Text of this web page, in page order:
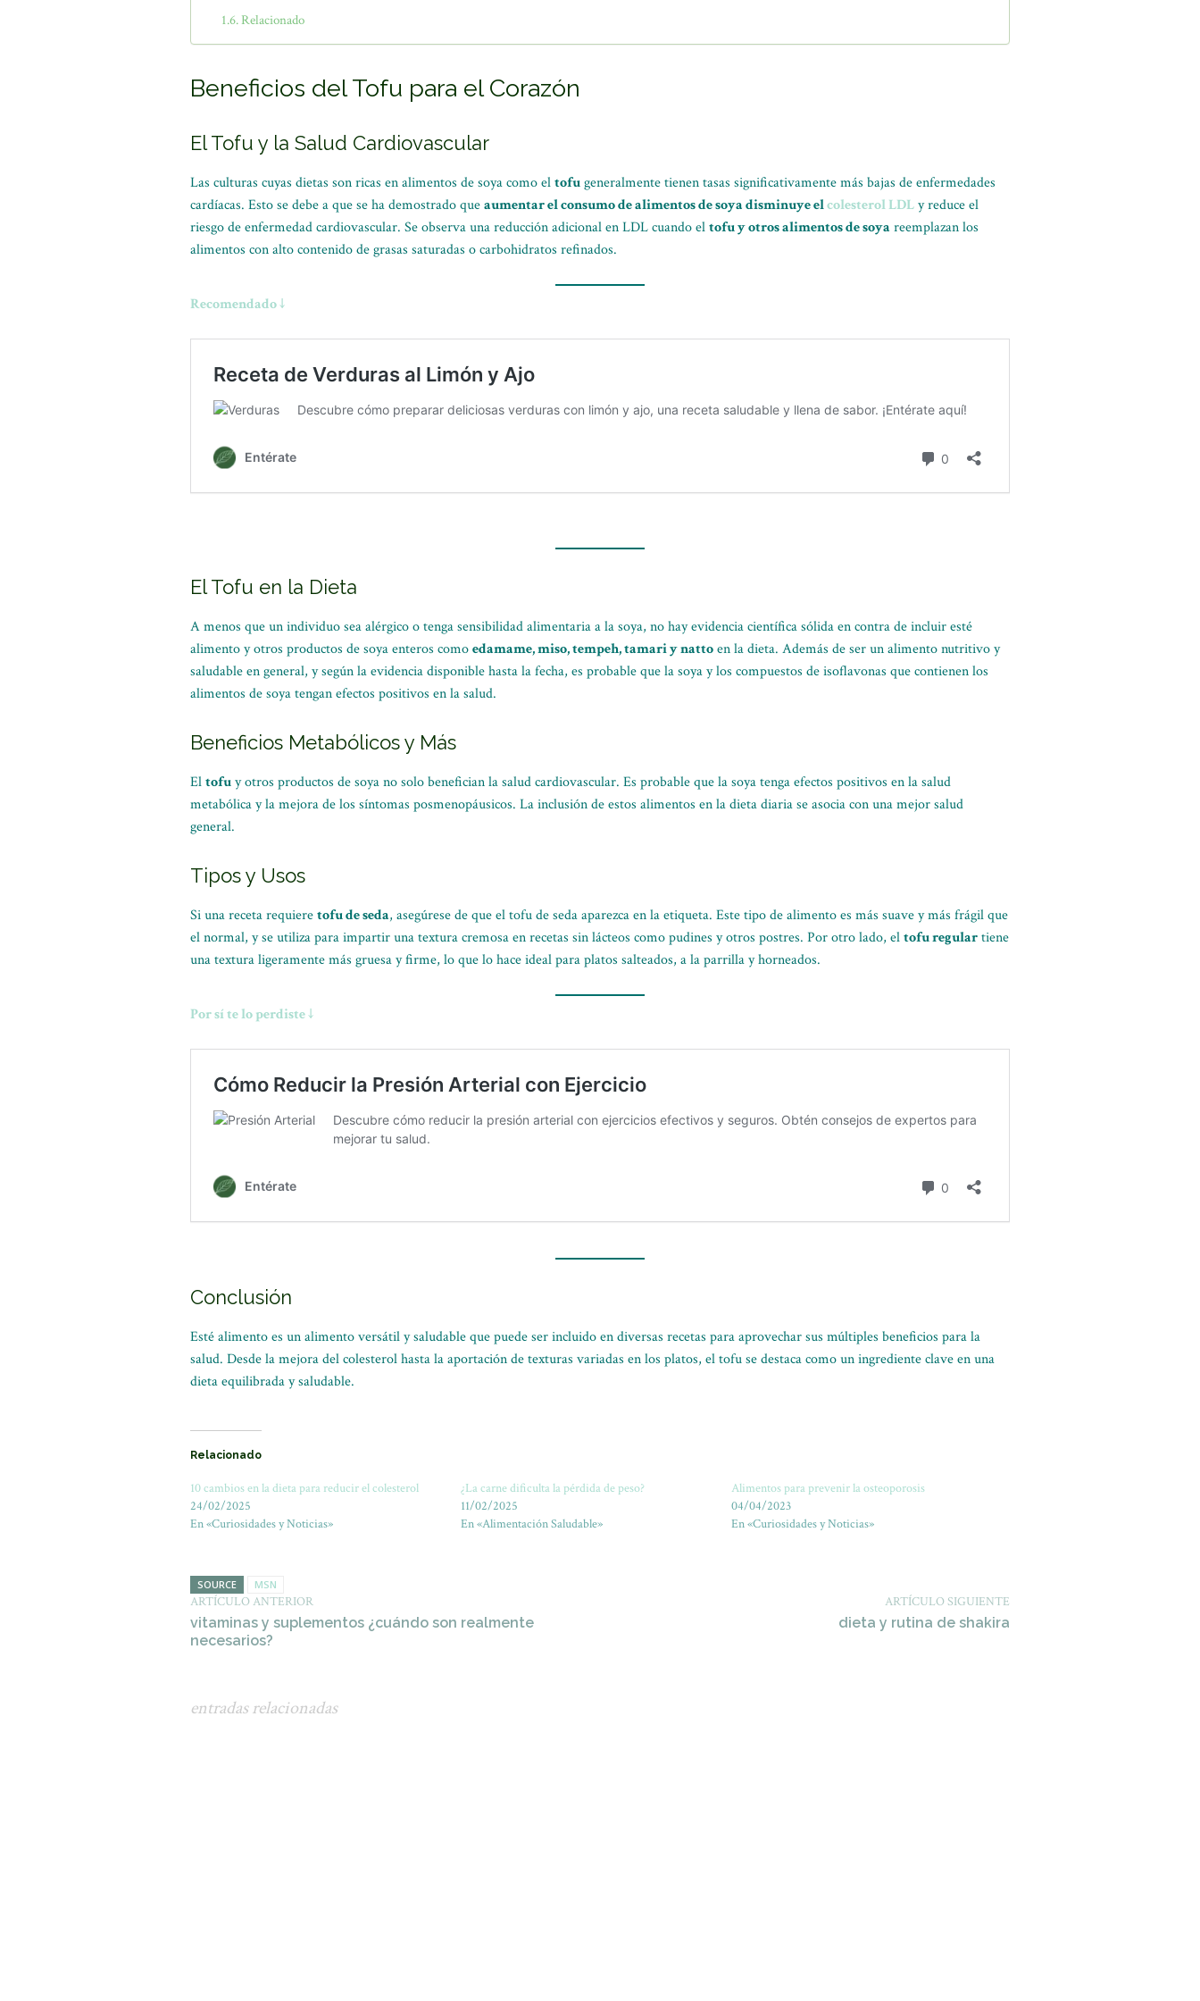
Relacionado
Beneficios del Tofu para el Corazón
El Tofu y la Salud Cardiovascular
Las culturas cuyas dietas son ricas en alimentos de soya como eltofugeneralmente tienen tasas significativamente más bajas de enfermedades
cardíacas. Esto se debe a que se ha demostrado queaumentar el consumo de alimentos de soya disminuye elcolesterol LDLy reduce el
riesgo de enfermedad cardiovascular. Se observa una reducción adicional en LDL cuando eltofu y otros alimentos de soya reemplazan los
alimentos con alto contenido de grasas saturadas o carbohidratos refinados.
Recomendado ↓
El Tofu en la Dieta
A menos que un individuo sea alérgico o tenga sensibilidad alimentaria a la soya, no hay evidencia científica sólida en contra de incluir esté
alimento y otros productos de soya enteros comoedamame, miso, tempeh, tamari y nattoen la dieta. Además de ser un alimento nutritivo y
saludable en general, y según la evidencia disponible hasta la fecha, es probable que la soya y los compuestos de isoflavonas que contienen los
alimentos de soya tengan efectos positivos en la salud.
Beneficios Metabólicos y Más
Eltofuy otros productos de soya no solo benefician la salud cardiovascular. Es probable que la soya tenga efectos positivos en la salud
metabólica y la mejora de los síntomas posmenopáusicos. La inclusión de estos alimentos en la dieta diaria se asocia con una mejor salud
general.
Tipos y Usos
Si una receta requieretofu de seda, asegúrese de que el tofu de seda aparezca en la etiqueta. Este tipo de alimento es más suave y más frágil que
el normal, y se utiliza para impartir una textura cremosa en recetas sin lácteos como pudines y otros postres. Por otro lado, eltofu regulartiene
una textura ligeramente más gruesa y firme, lo que lo hace ideal para platos salteados, a la parrilla y horneados.
Por sí te lo perdiste ↓
Conclusión
Esté alimento es un alimento versátil y saludable que puede ser incluido en diversas recetas para aprovechar sus múltiples beneficios para la
salud. Desde la mejora del colesterol hasta la aportación de texturas variadas en los platos, el tofu se destaca como un ingrediente clave en una
dieta equilibrada y saludable.
Relacionado
10 cambios en la dieta para reducir el colesterol
24/02/2025
En «Curiosidades y Noticias»
¿La carne dificulta la pérdida de peso?
11/02/2025
En «Alimentación Saludable»
Alimentos para prevenir la osteoporosis
04/04/2023
En «Curiosidades y Noticias»
SOURCE MSN
ARTÍCULO ANTERIOR
vitaminas y suplementos ¿cuándo son realmente
necesarios?
ARTÍCULO SIGUIENTE
dieta y rutina de shakira
entradas relacionadas